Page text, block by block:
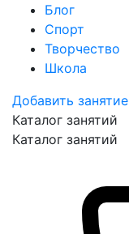
Блог
Спорт
Творчество
Школа
Добавить занятие
Каталог занятий
Каталог занятий